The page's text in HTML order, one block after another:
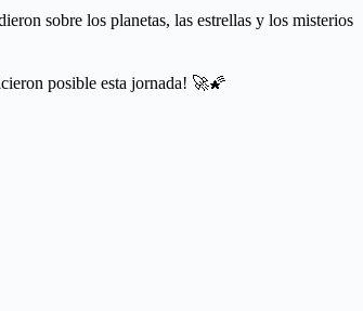
sobre los planetas, las estrellas y los misterios
posible esta jornada! 🚀🌠